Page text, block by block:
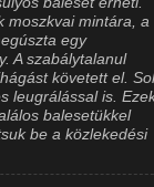
moszkvai mintára, a
egy
A szabálytalanul
követett el.
leugrálással is.
balesetükkel
be a közlekedési